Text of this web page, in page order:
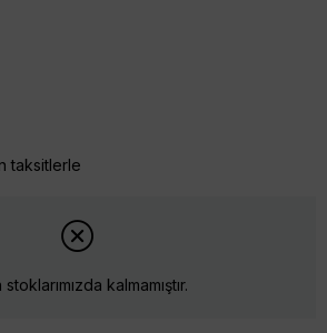
taksitlerle
stoklarımızda kalmamıştır.